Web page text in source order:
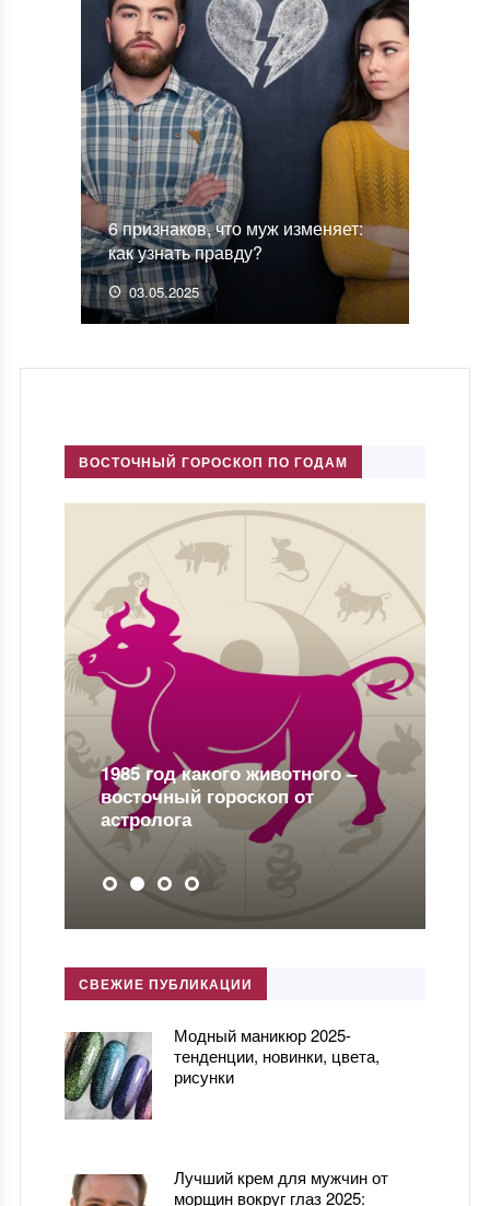
6 признаков, что муж изменяет:
как узнать правду?
03.05.2025
ВОСТОЧНЫЙ ГОРОСКОП ПО ГОДАМ
1985 год какого животного –
восточный гороскоп от
астролога
СВЕЖИЕ ПУБЛИКАЦИИ
Модный маникюр 2025-
тенденции, новинки, цвета,
рисунки
Лучший крем для мужчин от
морщин вокруг глаз 2025: